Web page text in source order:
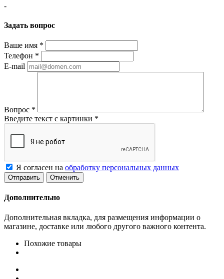
-
Задать вопрос
Ваше имя *
Телефон *
E-mail
Вопрос *
Введите текст с картинки *
Я согласен на обработку персональных данных
Отменить
Дополнительно
Дополнительная вкладка, для размещения информации о
магазине, доставке или любого другого важного контента.
Похожие товары